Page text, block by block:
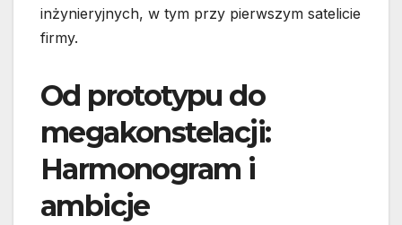
inżynieryjnych, w tym przy pierwszym satelicie
firmy.
Od prototypu do
megakonstelacji:
Harmonogram i
ambicje